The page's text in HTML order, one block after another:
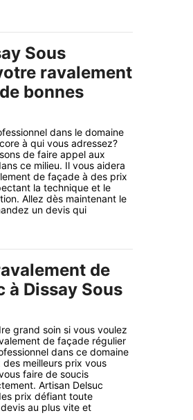
Sous
ravalement
bonnes
dans le domaine
à qui vous adressez?
de faire appel aux
ce milieu. Il vous aidera
de façade à des prix
la technique et le
Allez dès maintenant le
un devis qui
de
à Dissay Sous
grand soin si vous voulez
de façade régulier
dans ce domaine
meilleurs prix vous
faire de soucis
Artisan Delsuc
prix défiant toute
au plus vite et